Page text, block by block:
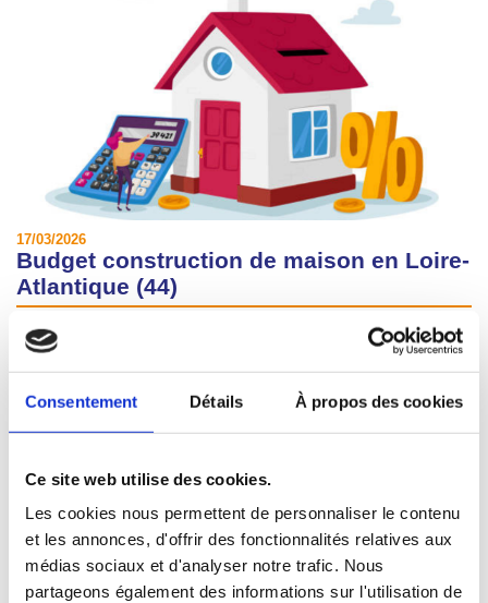
Consentement Détails À propos des cookies
Ce site web utilise des cookies.
Les cookies nous permettent de personnaliser le contenu
et les annonces, d'offrir des fonctionnalités relatives aux
médias sociaux et d'analyser notre trafic. Nous
partageons également des informations sur l'utilisation de
17/03/2026
Budget construction de maison en Loire-
Atlantique (44)
Quel budget prévoir pour construire une maison en Loire-Atlantique (44)
? Prix au m², coût du terrain, exemples concrets à Nantes, sur la côte
et en périphérie. L’expertise d’un constructeur local depuis 35 ans.
Lire la suite